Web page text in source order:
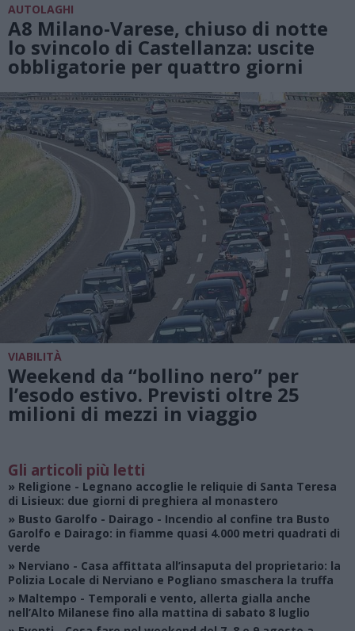
AUTOLAGHI
A8 Milano-Varese, chiuso di notte
lo svincolo di Castellanza: uscite
obbligatorie per quattro giorni
VIABILITÀ
Weekend da “bollino nero” per
l’esodo estivo. Previsti oltre 25
milioni di mezzi in viaggio
Gli articoli più letti
» Religione - Legnano accoglie le reliquie di Santa Teresa
di Lisieux: due giorni di preghiera al monastero
» Busto Garolfo - Dairago - Incendio al confine tra Busto
Garolfo e Dairago: in fiamme quasi 4.000 metri quadrati di
verde
» Nerviano - Casa affittata all’insaputa del proprietario: la
Polizia Locale di Nerviano e Pogliano smaschera la truffa
» Maltempo - Temporali e vento, allerta gialla anche
nell’Alto Milanese fino alla mattina di sabato 8 luglio